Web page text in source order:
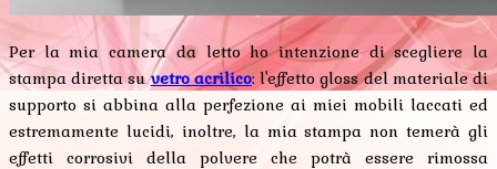
Per la mia camera da letto ho intenzione di scegliere la
stampa diretta suvetro acrilico: l'effetto gloss del materiale di
supporto si abbina alla perfezione ai miei mobili laccati ed
estremamente lucidi, inoltre, la mia stampa non temerà gli
effetti corrosivi della polvere che potrà essere rimossa